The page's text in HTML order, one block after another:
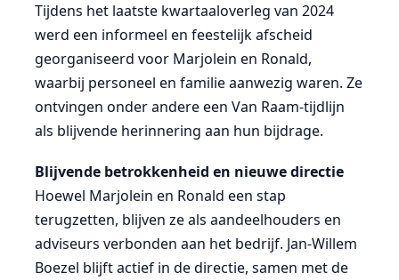
Tijdens het laatste kwartaaloverleg van 2024
werd een informeel en feestelijk afscheid
georganiseerd voor Marjolein en Ronald,
waarbij personeel en familie aanwezig waren. Ze
ontvingen onder andere een Van Raam-tijdlijn
als blijvende herinnering aan hun bijdrage.
Blijvende betrokkenheid en nieuwe directie
Hoewel Marjolein en Ronald een stap
terugzetten, blijven ze als aandeelhouders en
adviseurs verbonden aan het bedrijf. Jan-Willem
Boezel blijft actief in de directie, samen met de